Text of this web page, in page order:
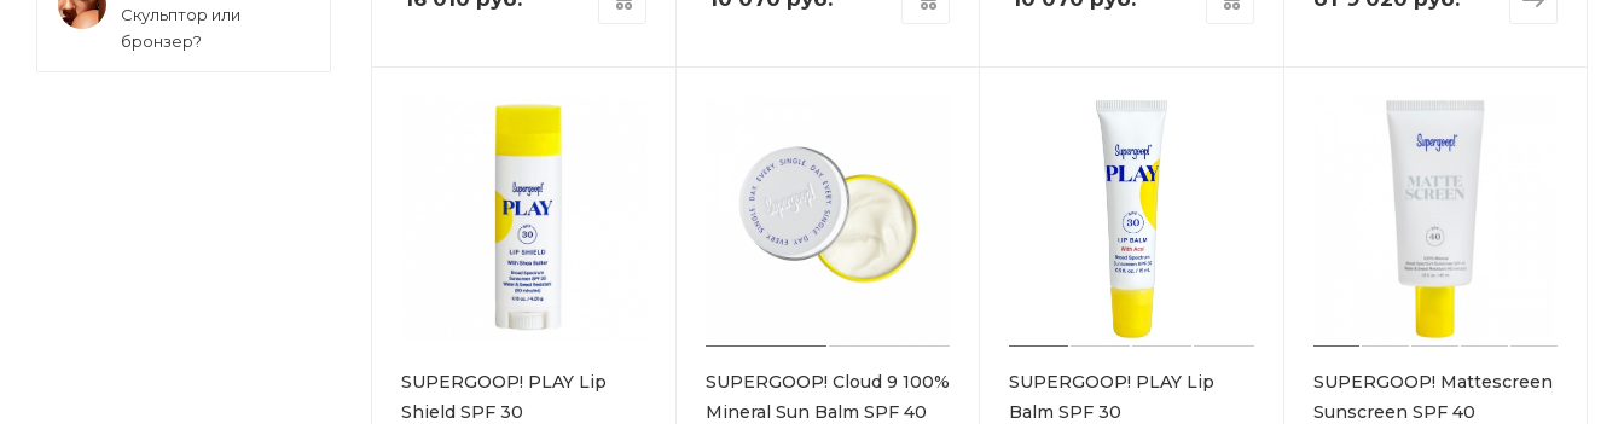
SUPERGOOP! PLAY Lip
Shield SPF 30
SUPERGOOP! Cloud 9 100%
Mineral Sun Balm SPF 40
SUPERGOOP! PLAY Lip
Balm SPF 30
SUPERGOOP! Mattescreen
Sunscreen SPF 40
Скульптор или
бронзер?